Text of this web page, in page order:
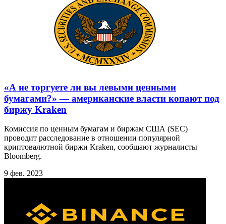
«А не торгуете ли вы левыми ценными
бумагами?» — американские власти копают под
биржу Kraken
Комиссия по ценным бумагам и биржам США (SEC)
проводит расследование в отношении популярной
криптовалютной биржи Kraken, сообщают журналисты
Bloomberg.
9 фев. 2023